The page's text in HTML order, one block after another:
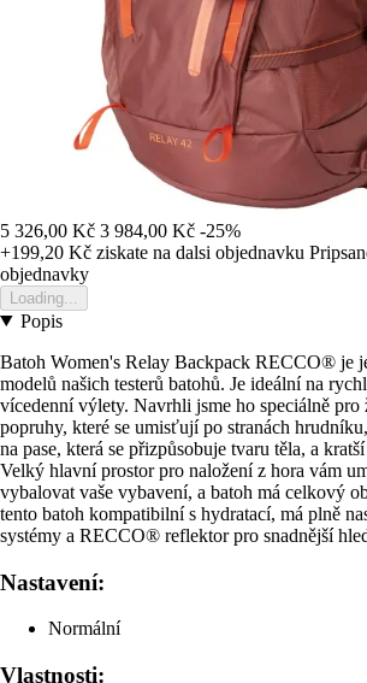
5 326,00 Kč 3 984,00 Kč -25%
+199,20 Kč ziskate na dalsi objednavku
objednavky
Loading...
Popis
Batoh Women's Relay Backpack RECCO® je
modelů našich testerů batohů. Je ideální na
vícedenní výlety. Navrhli jsme ho speciálně pro
popruhy, které se umisťují po stranách
na pase, která se přizpůsobuje tvaru těla, a
Velký hlavní prostor pro naložení z hora vám
vybalovat vaše vybavení, a batoh má celkový
tento batoh kompatibilní s hydratací, má plně
systémy a RECCO® reflektor pro snadnější
Nastavení:
Normální
Vlastnosti: